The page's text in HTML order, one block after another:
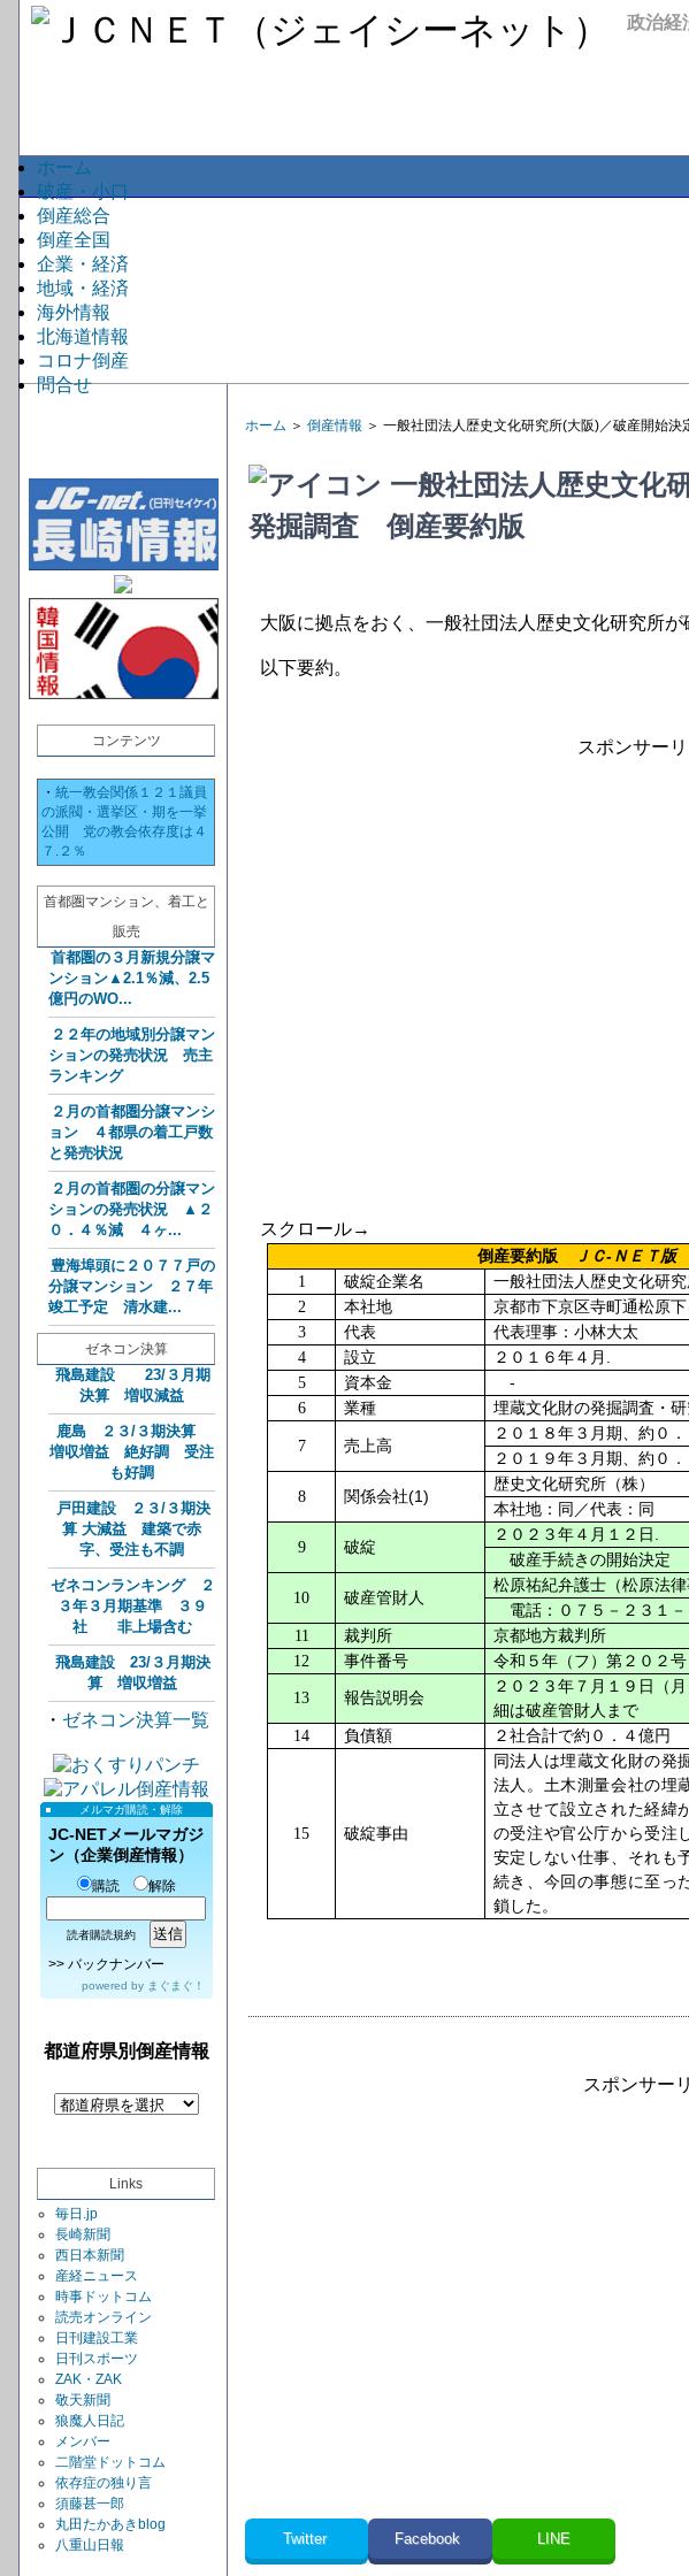
政治経
ホーム
破産・小口
倒産総合
倒産全国
企業・経済
地域・経済
海外情報
北海道情報
コロナ倒産
問合せ
コンテンツ
・ 統一教会関係１２１議員
の派閥・選挙区・期を一挙
公開 党の教会依存度は４
７.２％
首都圏マンション、着工と
販売
首都圏の３月新規分譲マ
ンション▲2.1％減、2.5
億円のWO...
２２年の地域別分譲マン
ションの発売状況 売主
ランキング
２月の首都圏分譲マンシ
ョン ４都県の着工戸数
と発売状況
２月の首都圏の分譲マン
ションの発売状況 ▲２
０．４％減 ４ヶ...
豊海埠頭に２０７７戸の
分譲マンション ２７年
竣工予定 清水建...
ゼネコン決算
飛島建設 23/３月期
決算 増収減益
鹿島 ２３/３期決算
増収増益 絶好調 受注
も好調
戸田建設 ２３/３期決
算 大減益 建築で赤
字、受注も不調
ゼネコンランキング ２
３年３月期基準 ３９
社 非上場含む
飛島建設 23/３月期決
算 増収増益
・ ゼネコン決算一覧
メルマガ購読・解除
JC-NETメールマガジ
ン（企業倒産情報）
購読 解除
読者購読規約
>> バックナンバー
powered by まぐまぐ！
都道府県別倒産情報
Links
毎日.jp
長崎新聞
西日本新聞
産経ニュース
時事ドットコム
読売オンライン
日刊建設工業
日刊スポーツ
ZAK・ZAK
敬天新聞
狼魔人日記
メンバー
二階堂ドットコム
依存症の独り言
須藤甚一郎
丸田たかあきblog
八重山日報
ホーム ＞ 倒産情報 ＞ 一般社団法人歴史文化研究所(大阪)／破産開始
一般社団法人歴史文化
発掘調査 倒産要約版
大阪に拠点をおく、一般社団法人歴史文化研究所が
以下要約。
スポンサー
スクロール→
倒産要約版 ＪＣ-ＮＥＴ版
1 破綻企業名
一般社団法人歴史文化研
2
本社地
京都市下京区寺町通松原
3
代表
代表理事：小林大太
4
設立 ２０１６年４月
5 資本金 -
6 業種 埋蔵文化財の発掘調査・
7 売上高
２０１８年３月期、約０
２０１９年３月期、約０
8 関係会社(1)
歴史文化研究所（株）
本社地：同／代表：同
9 破綻
２０２３年４月１２日
破産手続きの開始決定
10 破産管財人
松原祐紀弁護士（松原法
電話：０７５－２３１－
11
裁判所
京都地方裁判所
12
事件番号 令和５年（フ）第２０２号
13 報告説明会
２０２３年７月１９日（
細は破産管財人まで
14
負債額 ２社合計で約０．４億円
15 破綻事由
同法人は埋蔵文化財の発
法人。土木測量会社の埋
立させて設立された経緯
の受注や官公庁から受注
安定しない仕事、それも
続き、今回の事態に至っ
鎖した。
スポンサー
Twitter Facebook LINE